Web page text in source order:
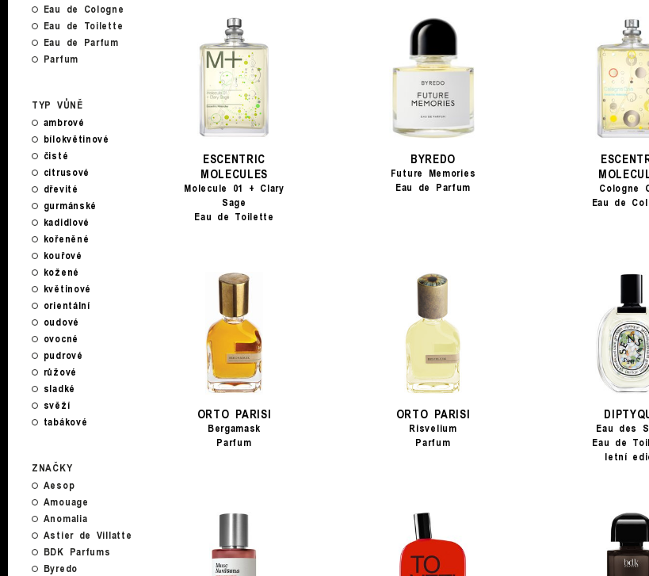
Eau de Cologne
Eau de Toilette
Eau de Parfum
Parfum
TYP VŮNĚ
ambrové
bílokvětinové
čisté
citrusové
dřevité
gurmánské
kadidlové
kořeněné
kouřové
kožené
květinové
orientální
oudové
ovocné
pudrové
růžové
sladké
svěží
tabákové
ZNAČKY
Aesop
Amouage
Anomalia
Astier de Villatte
BDK Parfums
Byredo
ESCENTRIC
MOLECULES
Molecule 01 + Clary
Sage
Eau de Toilette
BYREDO
Future Memories
Eau de Parfum
Cologne
Eau de
ORTO PARISI
Bergamask
Parfum
ORTO PARISI
Risvelium
Parfum
Eau des
Eau de
letní